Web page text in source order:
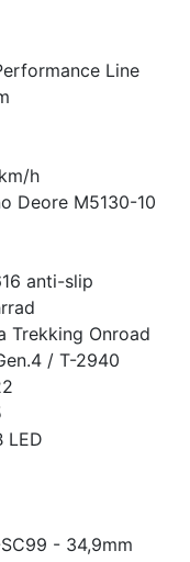
Line
h
Deore M5130-10
anti-slip
Trekking Onroad
/ T-2940
LED
- 34,9mm